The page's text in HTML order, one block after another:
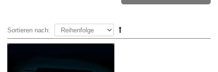
Sortieren nach: